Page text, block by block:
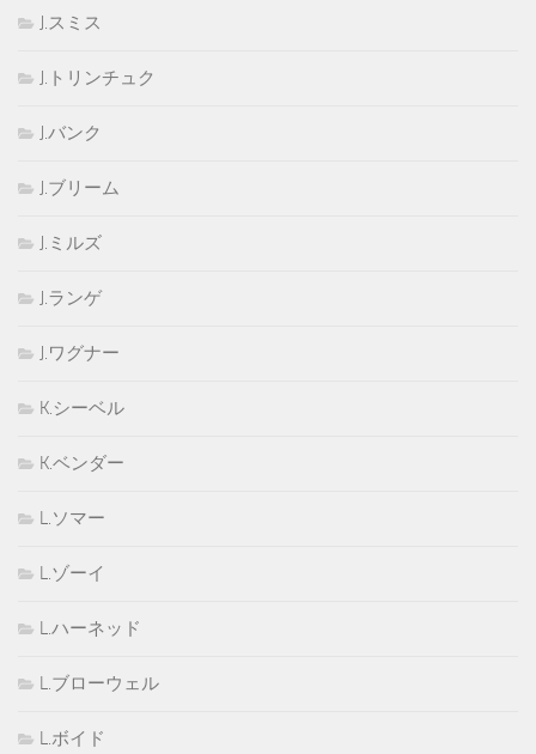
J.スミス
J.トリンチュク
J.バンク
J.ブリーム
J.ミルズ
J.ランゲ
J.ワグナー
K.シーベル
K.ベンダー
L.ソマー
L.ゾーイ
L.ハーネッド
L.ブローウェル
L.ボイド